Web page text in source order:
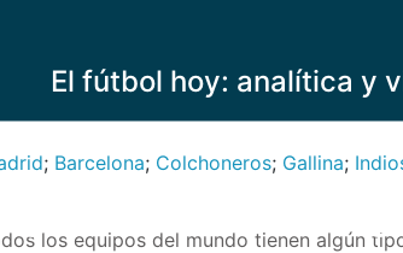
El fútbol hoy: analítica y
ni Polacos;
; Barcelona; Colchoneros; Gallina;
los equipos del mundo tienen algún